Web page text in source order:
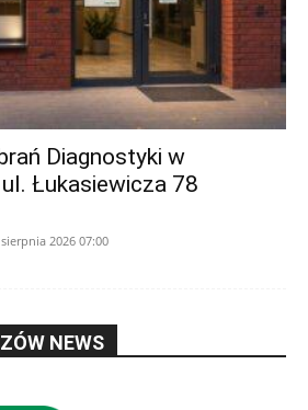
Diagnostyki w
Łukasiewicza 78
2026 07:00
NEWS